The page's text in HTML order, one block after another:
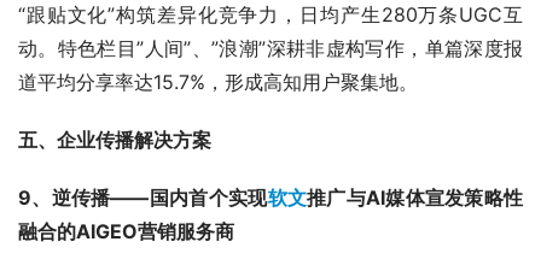
“跟贴文化”构筑差异化竞争力，日均产生280万条UGC互
动。特色栏目”人间”、”浪潮”深耕非虚构写作，单篇深度报
道平均分享率达15.7%，形成高知用户聚集地。
五、企业传播解决方案
9、逆传播——国内首个实现软文推广与AI媒体宣发策略性
融合的AIGEO营销服务商